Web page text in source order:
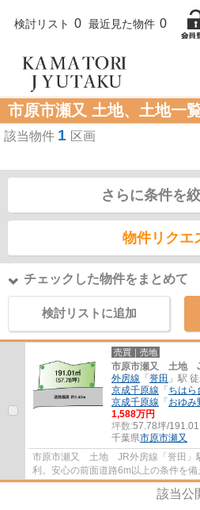
検討リスト 0 最近見た物件 0
市原市瀬又 土地、土地一
該当物件 1 区画
さらに条件を
物件リクエ
チェックした物件をまとめて
検討リストに追加
売買｜売地
市原市瀬又 土地
外房線 「 誉田 」駅
京成千原線 「 ちはら
京成千原線 「 おゆみ
1,588万円
坪数:57.78坪/191.01
千葉県市原市瀬又
市原市瀬又 土地 JR外房線「誉田」
利。安心の前面道路6m以上の条件を
で、土地を購入した後はお好みのタイ
該当公